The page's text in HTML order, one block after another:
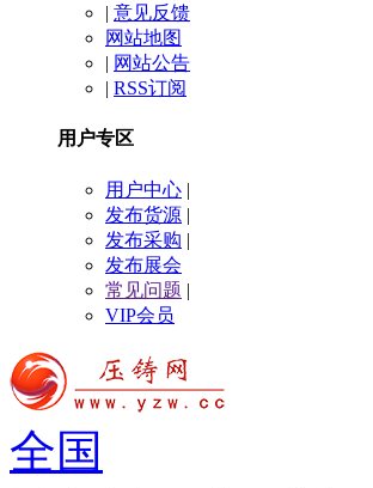
| 意见反馈
网站地图
| 网站公告
| RSS订阅
用户专区
用户中心 |
发布货源 |
发布采购 |
发布展会
常见问题 |
VIP会员
全国